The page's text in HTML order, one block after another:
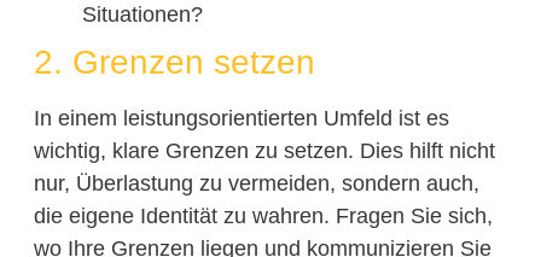
Situationen?
2. Grenzen setzen
In einem leistungsorientierten Umfeld ist es
wichtig, klare Grenzen zu setzen. Dies hilft nicht
nur, Überlastung zu vermeiden, sondern auch,
die eigene Identität zu wahren. Fragen Sie sich,
wo Ihre Grenzen liegen und kommunizieren Sie